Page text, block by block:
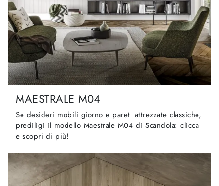
MAESTRALE M04
Se desideri mobili giorno e pareti attrezzate classiche,
prediligi il modello Maestrale M04 di Scandola: clicca
e scopri di più!